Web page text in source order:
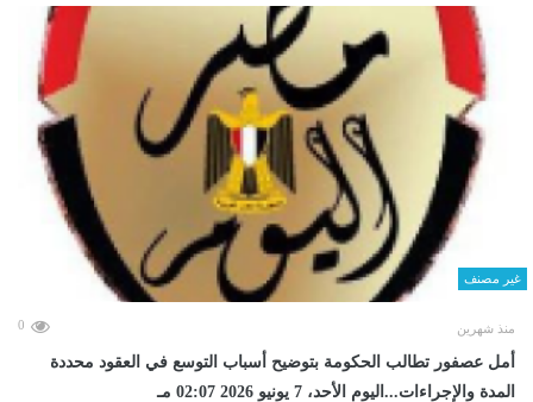
غير مصنف
منذ شهرين 0
أمل عصفور تطالب الحكومة بتوضيح أسباب التوسع في العقود محددة
المدة والإجراءات...اليوم الأحد، 7 يونيو 2026 02:07 مـ